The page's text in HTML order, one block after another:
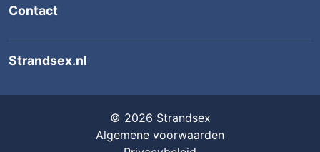
Contact
Strandsex.nl
© 2026 Strandsex
Algemene voorwaarden